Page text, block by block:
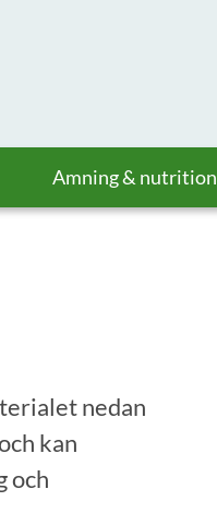
Amning & nutrition
nedan
kan
och